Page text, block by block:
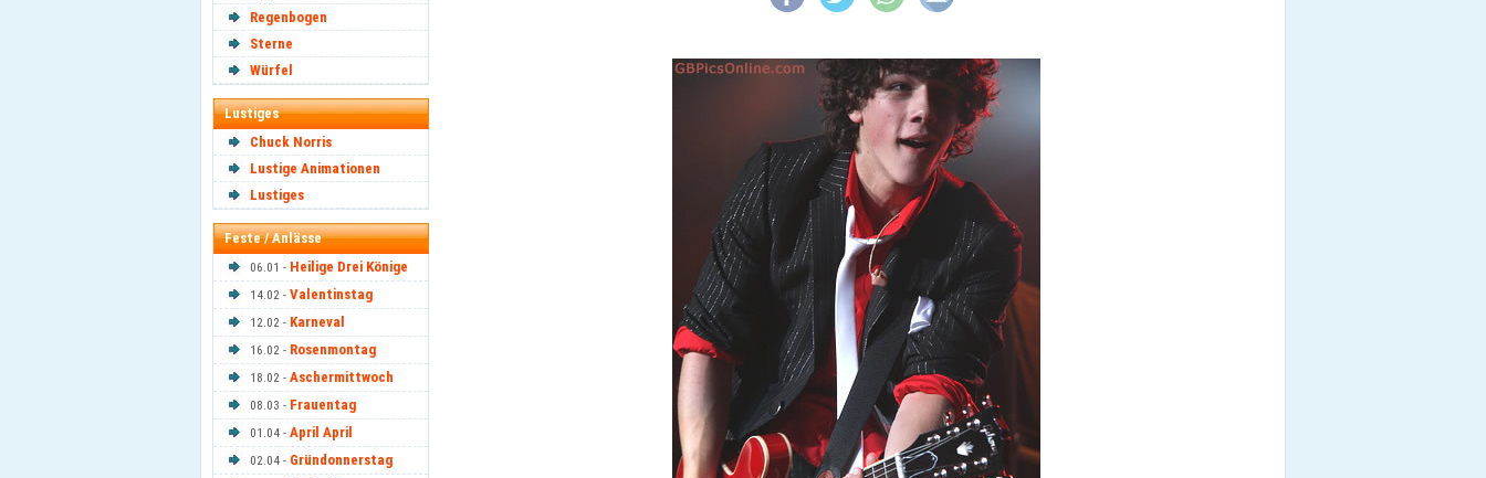
Regenbogen
Sterne
Würfel
Lustiges
Chuck Norris
Lustige Animationen
Lustiges
Feste / Anlässe
06.01 - Heilige Drei Könige
14.02 - Valentinstag
12.02 - Karneval
16.02 - Rosenmontag
18.02 - Aschermittwoch
08.03 - Frauentag
01.04 - April April
02.04 - Gründonnerstag